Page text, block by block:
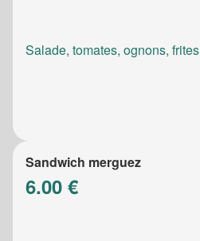
Salade, tomates, ognons, frites
Sandwich merguez
6.00 €